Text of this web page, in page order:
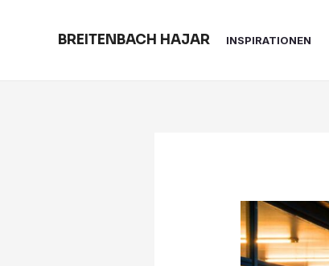
BREITENBACH HAJAR INSPIRATIONEN